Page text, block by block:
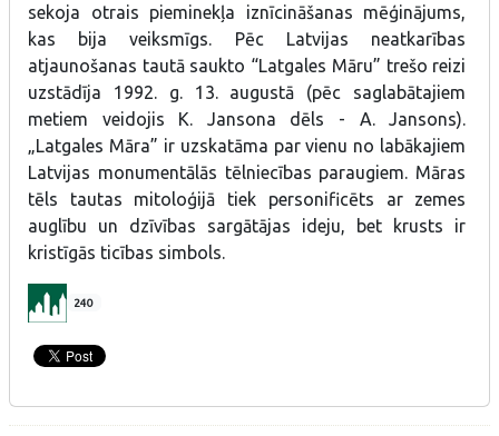
sekoja otrais pieminekļa iznīcināšanas mēģinājums,
kas bija veiksmīgs. Pēc Latvijas neatkarības
atjaunošanas tautā saukto “Latgales Māru” trešo reizi
uzstādīja 1992. g. 13. augustā (pēc saglabātajiem
metiem veidojis K. Jansona dēls - A. Jansons).
„Latgales Māra” ir uzskatāma par vienu no labākajiem
Latvijas monumentālās tēlniecības paraugiem. Māras
tēls tautas mitoloģijā tiek personificēts ar zemes
auglību un dzīvības sargātājas ideju, bet krusts ir
kristīgās ticības simbols.
240